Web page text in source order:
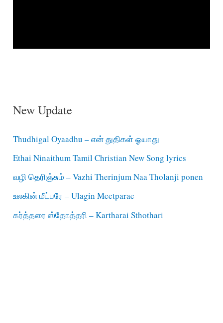
New Update
Thudhigal Oyaadhu – என் துதிகள் ஓயாது
Ethai Ninaithum Tamil Christian New Song lyrics
வழி தெரிஞ்சும் – Vazhi Therinjum Naa Tholanji ponen
உலகின் மீட்பரே – Ulagin Meetparae
கர்த்தரை ஸ்தோத்தரி – Kartharai Sthothari